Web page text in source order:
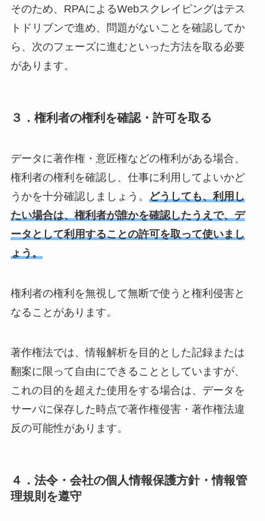
そのため、RPAによるWebスクレイピングはテス
トドリブンで進め、問題がないことを確認してか
ら、次のフェーズに進むといった方法を取る必要
があります。
３．権利者の権利を確認・許可を取る
データに著作権・意匠権などの権利がある場合、
権利者の権利を確認し、仕事に利用してよいかど
うかを十分確認しましょう。 どうしても、利用し
たい場合は、権利者が誰かを確認したうえで、デ
ータとして利用することの許可を取って使いまし
ょう。
権利者の権利を無視して無断で使うと権利侵害と
なることがあります。
著作権法では、情報解析を目的とした記録または
翻案に限って自由にできることとしていますが、
これの目的を超えた使用をする場合は、データを
サーバに保存した時点で著作権侵害・著作権法違
反の可能性があります。
４．法令・会社の個人情報保護方針・情報管
理規則を遵守